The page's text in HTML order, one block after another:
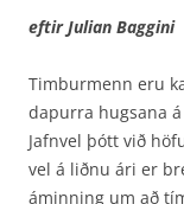
eftir Julian Baggini
Timburmenn eru
dapurra hugsana
Jafnvel þótt við
vel á liðnu ári er
áminning um að